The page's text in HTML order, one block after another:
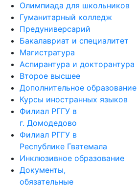
Олимпиада для школьников
Гуманитарный колледж
Предуниверсарий
Бакалавриат и специалитет
Магистратура
Аспирантура и докторантура
Второе высшее
Дополнительное образование
Курсы иностранных языков
Филиал РГГУ в
г. Домодедово
Филиал РГГУ в
Республике Гватемала
Инклюзивное образование
Документы,
обязательные